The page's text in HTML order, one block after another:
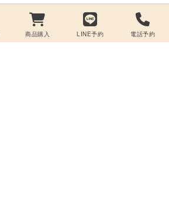
商品購入 LINE予約 電話予約